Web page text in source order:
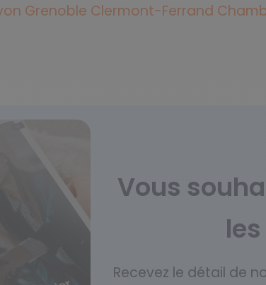
Grenoble Clermont-Ferrand
Vous
Recevez le détail de